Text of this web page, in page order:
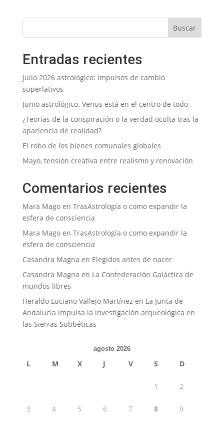
Entradas recientes
Julio 2026 astrológico: impulsos de cambio
superlativos
Junio astrológico. Venus está en el centro de todo
¿Teorías de la conspiración o la verdad oculta tras la
apariencia de realidad?
El robo de los bienes comunales globales
Mayo, tensión creativa entre realismo y renovación
Comentarios recientes
Mara Magoen TrasAstrología o como expandir la
esfera de consciencia
Mara Magoen TrasAstrología o como expandir la
esfera de consciencia
Casandra Magna en Elegidos antes de nacer
Casandra Magna en La Confederación Galáctica de
mundos libres
Heraldo Luciano Vallejo Martínez en La Junta de
Andalucía impulsa la investigación arqueológica en
las Sierras Subbéticas
agosto 2026
L M X J V S D
1 2
3 4 5 6 7 8 9